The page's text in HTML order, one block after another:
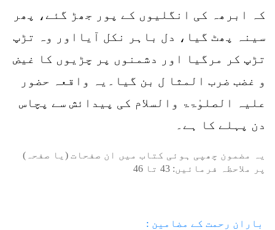
کہ ابرھہ کی انگلیوں کے پور جھڑ گئے، پھر
سینہ پھٹ گیا، دل باہر نکل آیااور وہ تڑپ
تڑپ کر مرگیا اور دشمنوں پر چڑیوں کا غیض
و غضب ضرب المثا ل بن گیا۔یہ واقعہ حضور
علیہ الصلوٰۃۃ والسلام کی پیدائش سے پچاس
دن پہلے کا ہے۔
یہ مضمون چھپی ہوئی کتاب میں ان صفحات (یا صفحہ)
پر ملاحظہ فرمائیں: 43 تا 46
باران رحمت کے مضامین :